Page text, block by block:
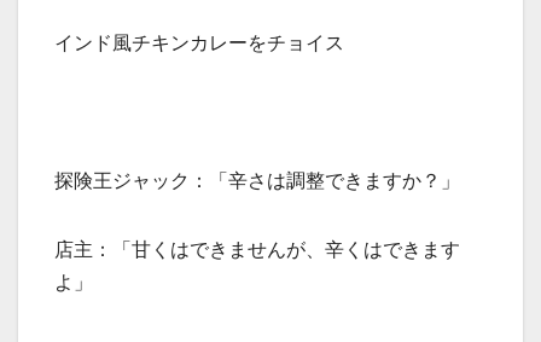
インド風チキンカレーをチョイス
探険王ジャック：「辛さは調整できますか？」
店主：「甘くはできませんが、辛くはできます
よ」